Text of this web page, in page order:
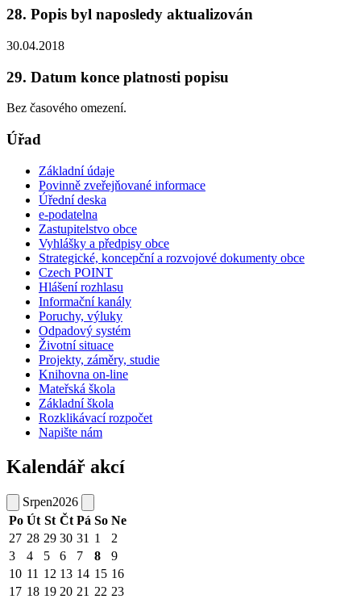
28. Popis byl naposledy aktualizován
30.04.2018
29. Datum konce platnosti popisu
Bez časového omezení.
Úřad
Základní údaje
Povinně zveřejňované informace
Úřední deska
e-podatelna
Zastupitelstvo obce
Vyhlášky a předpisy obce
Strategické, koncepční a rozvojové dokumenty obce
Czech POINT
Hlášení rozhlasu
Informační kanály
Poruchy, výluky
Odpadový systém
Životní situace
Projekty, záměry, studie
Knihovna on-line
Mateřská škola
Základní škola
Rozklikávací rozpočet
Napište nám
Kalendář akcí
Srpen2026
Po Út St Čt Pá So Ne
27 28 29 30 31 1
2
3
4 5 6 7 8
9
10 11 12 13 14 15 16
17 18 19 20 21 22 23